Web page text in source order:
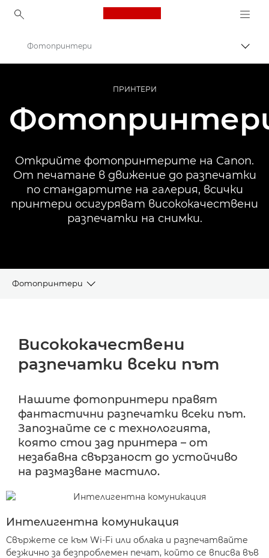
Canon Logo, back to
Фотопринтери
ПРИНТЕРИ
Открийте фотопринтерите на Canon.
От печатане в движение до разпечатки
по стандартите на галерия, всички
принтери осигуряват висококачествени
разпечатки на снимки.
Фотопринтери
Фотопринтери
Поддръжка
Абонаменти за мастило
Често задавани въпроси
Висококачествени
разпечатки всеки път
Нашите фотопринтери правят
фантастични разпечатки всеки път.
Запознайте се с технологията,
която стои зад принтера – от
незабавна свързаност до устойчиво
на размазване мастило.
Интелигентна комуникация
Свържете се към Wi-Fi или облака и разпечатвайте
безжично за безпроблемен печат, който се вписва във